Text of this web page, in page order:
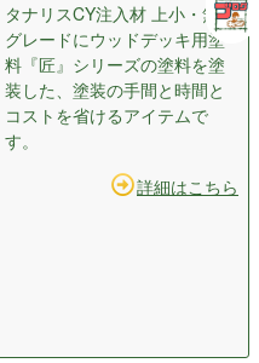
タナリスCY注入材 上小・無節
グレードにウッドデッキ用塗
料『匠』シリーズの塗料を塗
装した、塗装の手間と時間と
コストを省けるアイテムで
す。
詳細はこちら